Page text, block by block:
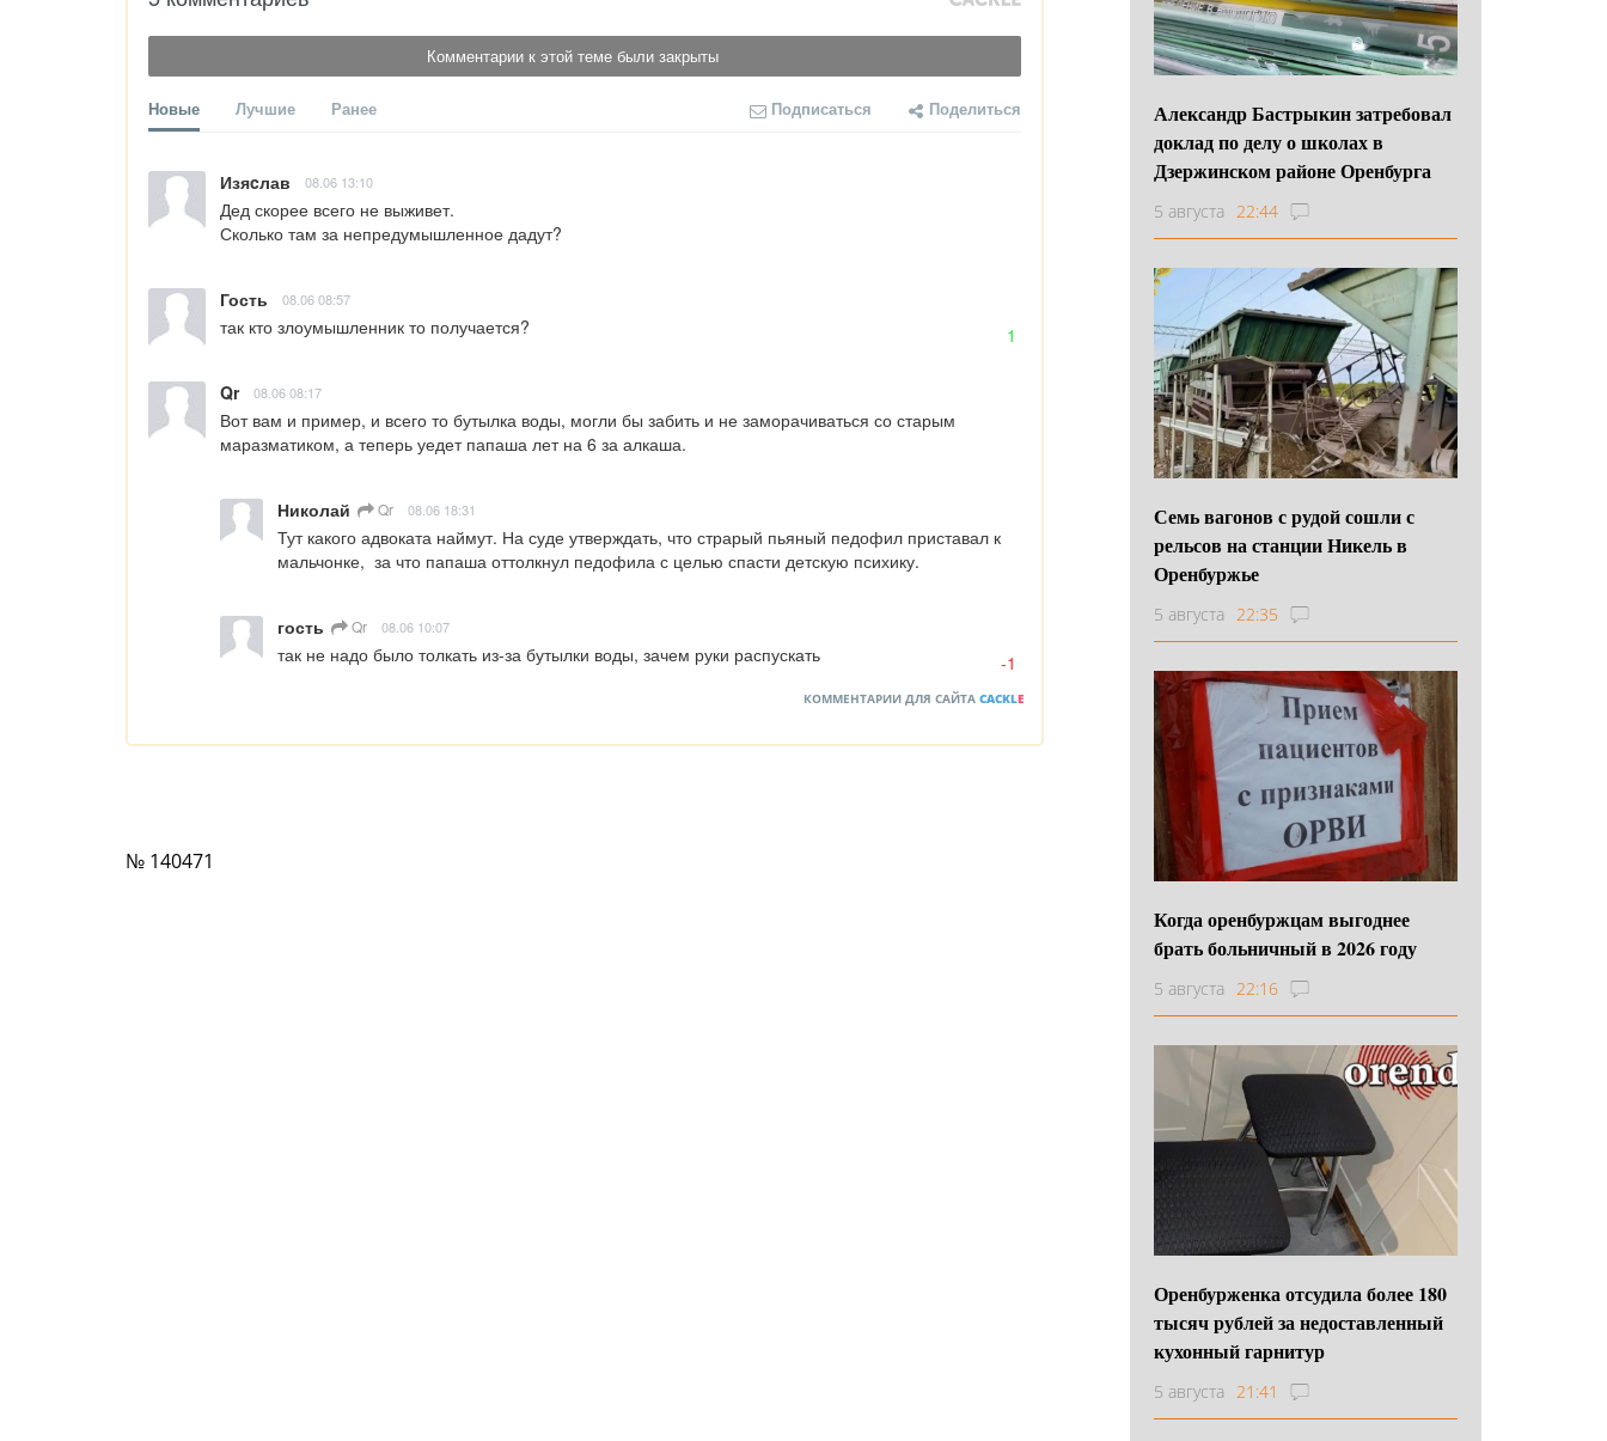
Комментарии к этой теме были закрыты
Новые Лучшие Ранее Подписаться Поделиться
Изяcлав 08.06 13:10
Дед скорее всего не выживет.
Сколько там за непредумышленное дадут?
Гость 08.06 08:57
так кто злоумышленник то получается? 1
Qr 08.06 08:17
Вот вам и пример, и всего то бутылка воды, могли бы забить и не заморачиваться со старым
маразматиком, а теперь уедет папаша лет на 6 за алкаша.
Николай Qr 08.06 18:31
Тут какого адвоката наймут. На суде утверждать, что страрый пьяный педофил приставал к
мальчонке,  за что папаша оттолкнул педофила с целью спасти детскую психику.
гость Qr 08.06 10:07
так не надо было толкать из-за бутылки воды, зачем руки распускать -1
КОММЕНТАРИИ ДЛЯ САЙТА CACKLE
№ 140471
Александр Бастрыкин затребовал
доклад по делу о школах в
Дзержинском районе Оренбурга
5 августа 22:44
Семь вагонов с рудой сошли с
рельсов на станции Никель в
Оренбуржье
5 августа 22:35
Когда оренбуржцам выгоднее
брать больничный в 2026 году
5 августа 22:16
Оренбурженка отсудила более 180
тысяч рублей за недоставленный
кухонный гарнитур
5 августа 21:41